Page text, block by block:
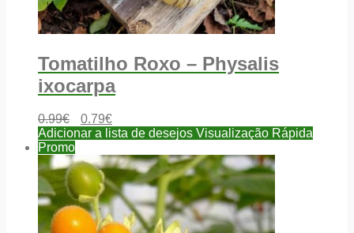
Tomatilho Roxo – Physalis
ixocarpa
0.99€ 0.79€
Adicionar a lista de desejos Visualização Rápida
Promo